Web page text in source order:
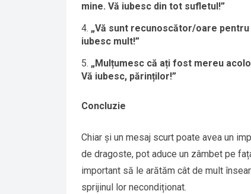
mine. Vă iubesc din tot sufletul!”
„Vă sunt recunoscător/oare
iubesc mult!”
„Mulțumesc că ați fost mereu
Vă iubesc, părinților!”
Concluzie
Chiar și un mesaj scurt poate avea un
de dragoste, pot aduce un zâmbet pe
important să le arătăm cât de mult
sprijinul lor necondiționat.